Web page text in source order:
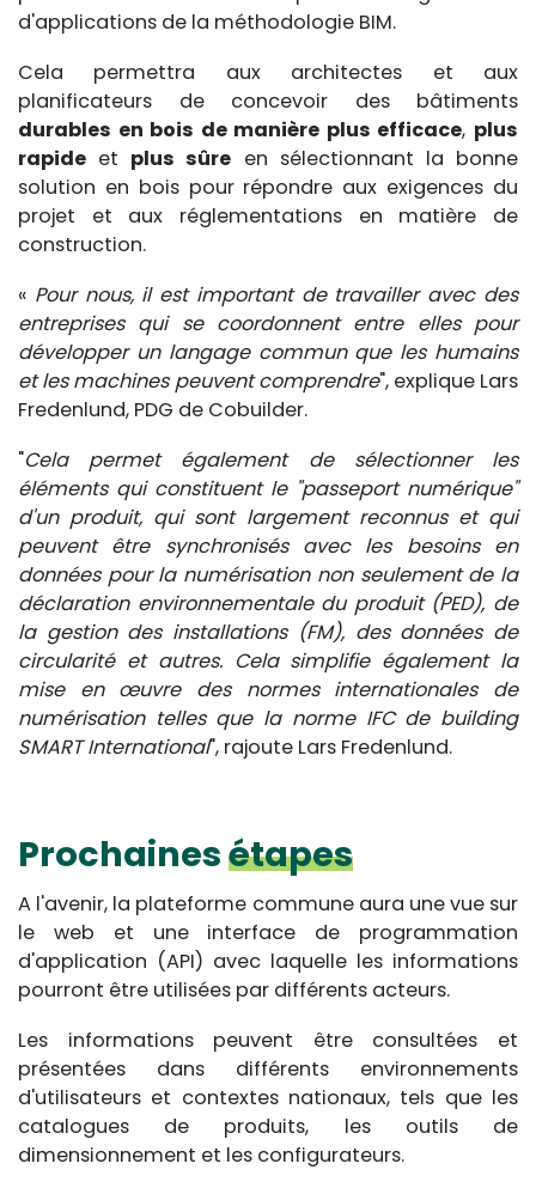
d'applications de la méthodologie BIM.
Cela permettra aux architectes et aux
planificateurs de concevoir des bâtiments
durables en bois de manière plus efficace, plus
rapide et plus sûre en sélectionnant la bonne
solution en bois pour répondre aux exigences du
projet et aux réglementations en matière de
construction.
« Pour nous, il est important de travailler avec des
entreprises qui se coordonnent entre elles pour
développer un langage commun que les humains
et les machines peuvent comprendre", explique Lars
Fredenlund, PDG de Cobuilder.
"Cela permet également de sélectionner les
éléments qui constituent le "passeport numérique"
d'un produit, qui sont largement reconnus et qui
peuvent être synchronisés avec les besoins en
données pour la numérisation non seulement de la
déclaration environnementale du produit (PED), de
la gestion des installations (FM), des données de
circularité et autres. Cela simplifie également la
mise en œuvre des normes internationales de
numérisation telles que la norme IFC de building
SMART International", rajoute Lars Fredenlund.
Prochainesétapes
A l'avenir, la plateforme commune aura une vue sur
le web et une interface de programmation
d'application (API) avec laquelle les informations
pourront être utilisées par différents acteurs.
Les informations peuvent être consultées et
présentées dans différents environnements
d'utilisateurs et contextes nationaux, tels que les
catalogues de produits, les outils de
dimensionnement et les configurateurs.